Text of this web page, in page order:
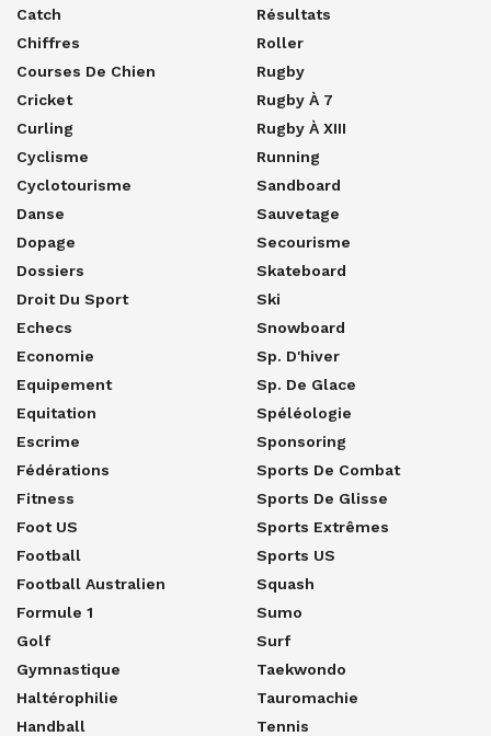
Catch
Chiffres
Courses De Chien
Cricket
Curling
Cyclisme
Cyclotourisme
Danse
Dopage
Dossiers
Droit Du Sport
Echecs
Economie
Equipement
Equitation
Escrime
Fédérations
Fitness
Foot US
Football
Football Australien
Formule 1
Golf
Gymnastique
Haltérophilie
Handball
Résultats
Roller
Rugby
Rugby À 7
Rugby À XIII
Running
Sandboard
Sauvetage
Secourisme
Skateboard
Ski
Snowboard
Sp. D'hiver
Sp. De Glace
Spéléologie
Sponsoring
Sports De Combat
Sports De Glisse
Sports Extrêmes
Sports US
Squash
Sumo
Surf
Taekwondo
Tauromachie
Tennis